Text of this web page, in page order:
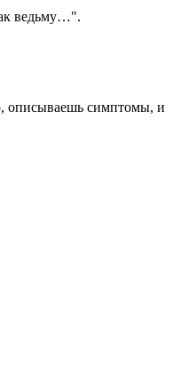
ведьму…".
описываешь симптомы, и